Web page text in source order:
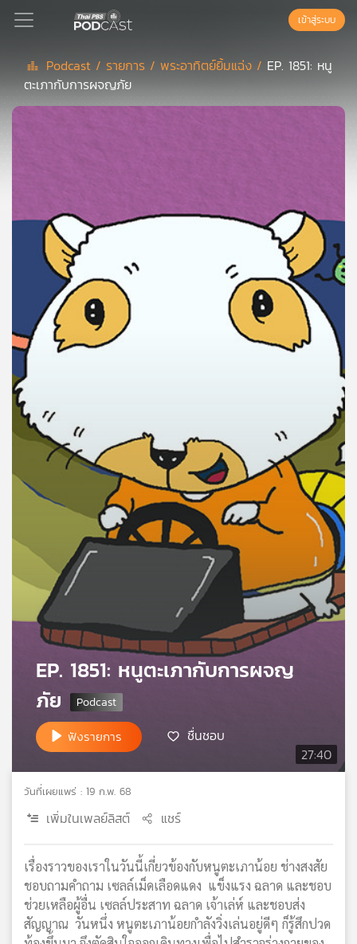
Podcast
แนะนำ
สต์
ของ
คุณ
เพลง
บทความ
ข่าว
กิจกรรม
เครือ
ไทย
แผนที่
วิทยุ
เครือ
เข้าสู่ระบบ
Podcast / รายการ /พระอาทิตย์ยิ้มแฉ่ง / EP. 1851: หนู
ตะเภากับการผจญภัย
27:40
EP. 1851: หนูตะเภากับการผจญ
ภัย
ฟังรายการ ชื่นชอบ
วันที่เผยแพร่ : 19 ก.พ. 68
เพิ่มในเพลย์ลิสต์ แชร์
เรื่องราวของเราในวันนี้เกี่ยวข้องกับหนูตะเภาน้อย ช่างสงสัย
ชอบถามคำถาม เซลล์เม็ดเลือดแดง แข็งแรง ฉลาด และชอบ
ช่วยเหลือผู้อื่น เซลล์ประสาท ฉลาด เจ้าเล่ห์ และชอบส่ง
สัญญาณ วันหนึ่ง หนูตะเภาน้อยกำลังวิ่งเล่นอยู่ดีๆ ก็รู้สึกปวด